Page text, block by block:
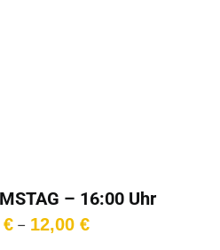
– 16:00 Uhr
€ – 12,00 €Preisspanne: